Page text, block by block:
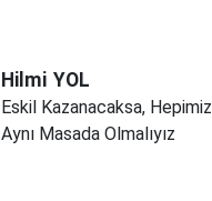
Hilmi YOL
Eskil Kazanacaksa, Hepimiz
Aynı Masada Olmalıyız